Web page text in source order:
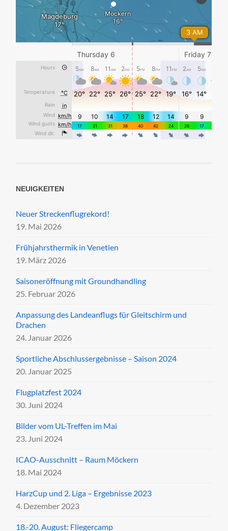
NEUIGKEITEN
Neuer Streckenflugrekord!
19. Mai 2026
Frühjahrsthermik in Venetien
19. März 2026
Saisoneröffnung mit Groundhandling
25. Februar 2026
Anpassung des Landeanflugs für Gleitschirm und
Drachen
24. Januar 2026
Sportliche Abschlussergebnisse – Saison 2024
20. Januar 2025
Flugplatzfest 2024
30. Juni 2024
Bilder vom UL-Treffen im Mai
23. Juni 2024
ICAO-Ausschnitt – Raum Möckern
18. Mai 2024
HarzCup und 2. Liga – Ergebnisse 2023
4. Dezember 2023
18.-20. August: Fliegercamp